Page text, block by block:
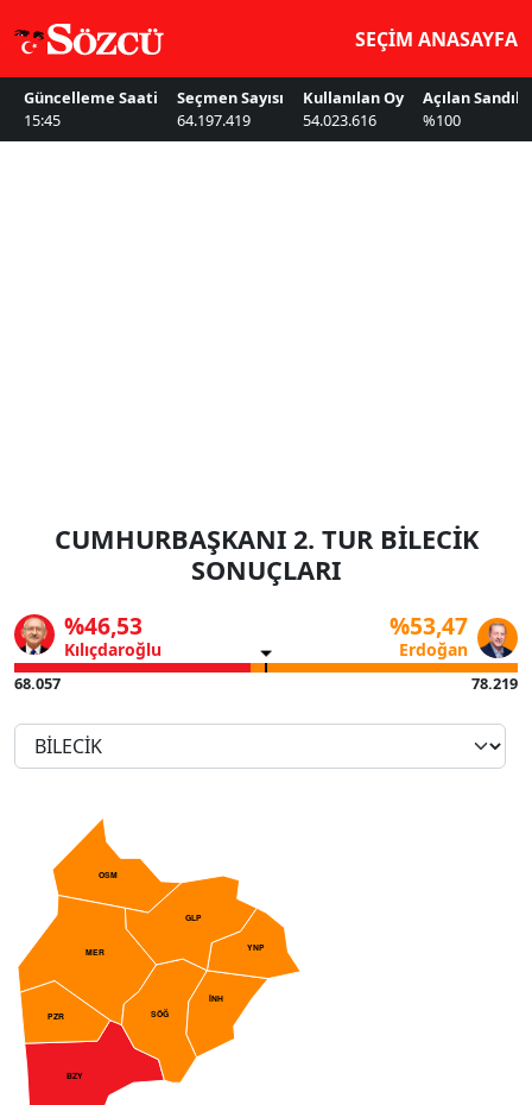
SEÇİM ANASAYFA
Güncelleme Saati
15:45
Seçmen Sayısı
64.197.419
Kullanılan Oy
54.023.616
Açılan Sandık
%100
CUMHURBAŞKANI 2. TUR BİLECİK
SONUÇLARI
%46,53
Kılıçdaroğlu Erdoğan
%53,47
68.057 78.219
BZY
OSM
MER
PZR SÖĞ
İNH
YNP
GLP